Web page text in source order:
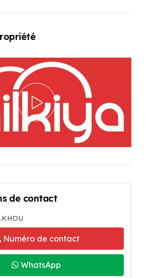
de contact
Numéro de contact
WhatsApp